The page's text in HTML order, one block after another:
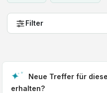
Filter
Neue Treffer für
erhalten?